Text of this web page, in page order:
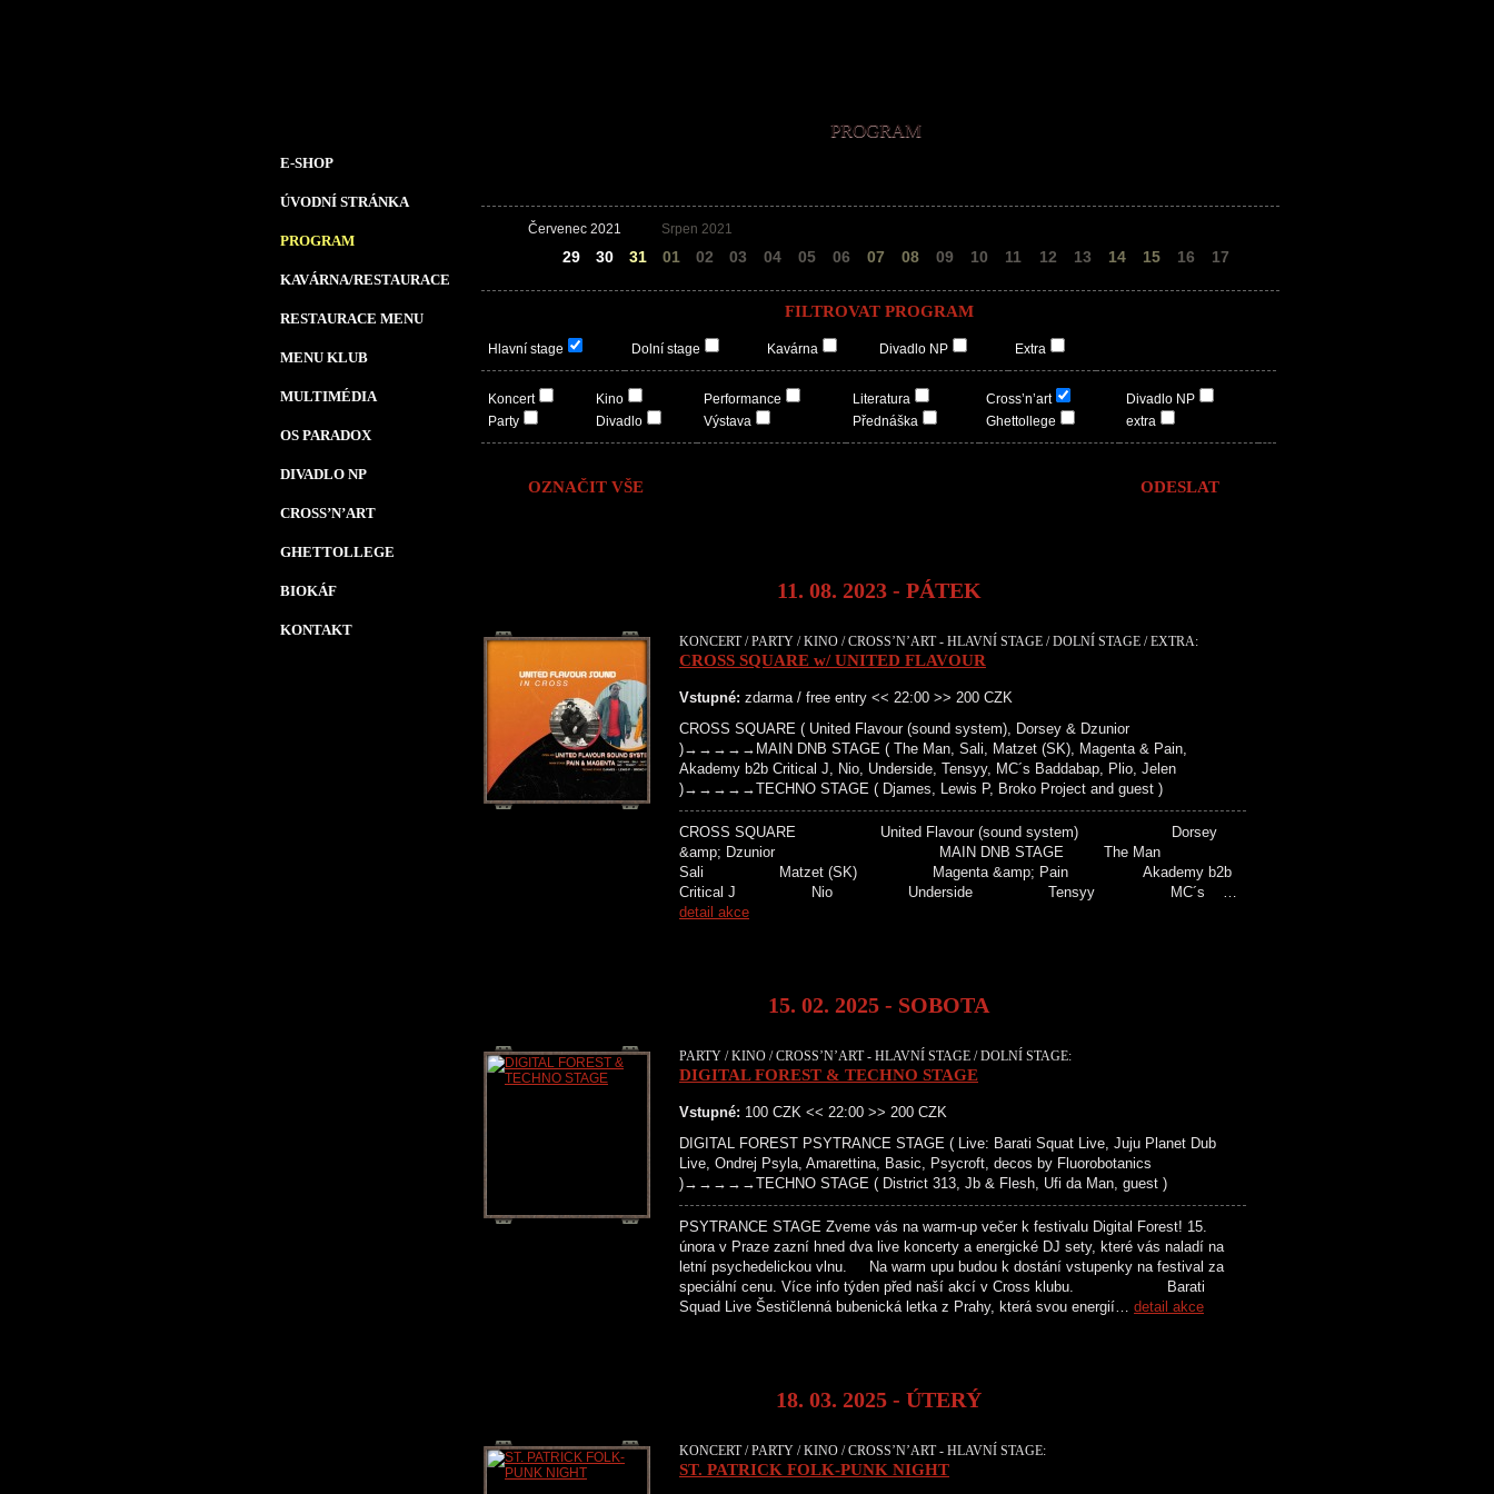
E-SHOP
ÚVODNÍ STRÁNKA
PROGRAM
KAVÁRNA/RESTAURACE
RESTAURACE MENU
MENU KLUB
MULTIMÉDIA
OS PARADOX
DIVADLO NP
CROSS’N’ART
GHETTOLLEGE
BIOKÁF
KONTAKT
PROGRAM
Červenec 2021
29 30 31
Srpen 2021
01 02 03 04 05 06 07 08 09 10 11 12 13 14 15 16 17
FILTROVAT PROGRAM
Hlavní stage Dolní stage Kavárna Divadlo NP Extra
Koncert
Party
Kino
Divadlo
Performance
Výstava
Literatura
Přednáška
Cross’n’art
Ghettollege
Divadlo NP
extra
OZNAČIT VŠE
11. 08. 2023 - PÁTEK
KONCERT / PARTY / KINO / CROSS’N’ART - HLAVNÍ STAGE / DOLNÍ STAGE / EXTRA:
CROSS SQUARE w/ UNITED FLAVOUR
Vstupné: zdarma / free entry << 22:00 >> 200 CZK
CROSS SQUARE ( United Flavour (sound system), Dorsey & Dzunior
)→→→→→MAIN DNB STAGE ( The Man, Sali, Matzet (SK), Magenta & Pain,
Akademy b2b Critical J, Nio, Underside, Tensyy, MC´s Baddabap, Plio, Jelen
)→→→→→TECHNO STAGE ( Djames, Lewis P, Broko Project and guest )
CROSS SQUARE United Flavour (sound system) Dorsey
&amp; Dzunior MAIN DNB STAGE The Man
Sali Matzet (SK) Magenta &amp; Pain Akademy b2b
Critical J Nio Underside Tensyy MC´s …
detail akce
15. 02. 2025 - SOBOTA
PARTY / KINO / CROSS’N’ART - HLAVNÍ STAGE / DOLNÍ STAGE:
DIGITAL FOREST & TECHNO STAGE
Vstupné: 100 CZK << 22:00 >> 200 CZK
DIGITAL FOREST PSYTRANCE STAGE ( Live: Barati Squat Live, Juju Planet Dub
Live, Ondrej Psyla, Amarettina, Basic, Psycroft, decos by Fluorobotanics
)→→→→→TECHNO STAGE ( District 313, Jb & Flesh, Ufi da Man, guest )
PSYTRANCE STAGE Zveme vás na warm-up večer k festivalu Digital Forest! 15.
února v Praze zazní hned dva live koncerty a energické DJ sety, které vás naladí na
letní psychedelickou vlnu. Na warm upu budou k dostání vstupenky na festival za
speciální cenu. Více info týden před naší akcí v Cross klubu. Barati
Squad Live Šestičlenná bubenická letka z Prahy, která svou energií… detail akce
18. 03. 2025 - ÚTERÝ
KONCERT / PARTY / KINO / CROSS’N’ART - HLAVNÍ STAGE:
ST. PATRICK FOLK-PUNK NIGHT